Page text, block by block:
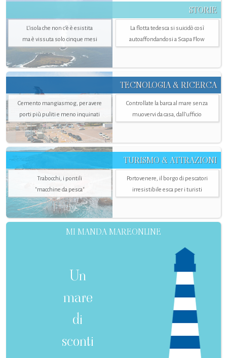
STORIE
L’isola che non c'è è esistita
ma è vissuta solo cinque mesi
La flotta tedesca si suicidò così
autoaffondandosi a Scapa Flow
TECNOLOGIA & RICERCA
Cemento mangiasmog, per avere
porti più puliti e meno inquinati
Controllate la barca al mare senza
muovervi da casa, dall’ufficio
TURISMO & ATTRAZIONI
Trabocchi, i pontili
"macchine da pesca"
Portovenere, il borgo di pescatori
irresistibile esca per i turisti
MI MANDA MAREONLINE
Un
mare
di
sconti